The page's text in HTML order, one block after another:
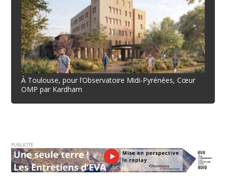
À Toulouse, pour l’Observatoire Midi-Pyrénées, Cœur
OMP par Kardham
PUBLICITE